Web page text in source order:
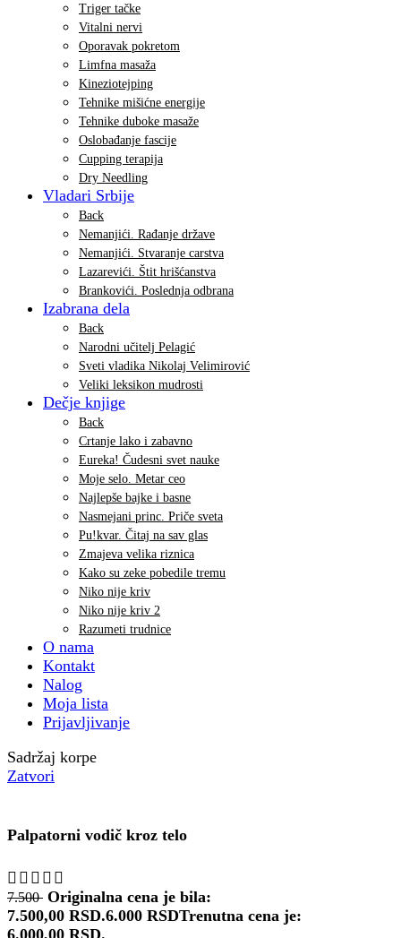
Triger tačke
Vitalni nervi
Oporavak pokretom
Limfna masaža
Kineziotejping
Tehnike mišićne energije
Tehnike duboke masaže
Oslobađanje fascije
Cupping terapija
Dry Needling
Vladari Srbije
Back
Nemanjići. Rađanje države
Nemanjići. Stvaranje carstva
Lazarevići. Štit hrišćanstva
Brankovići. Poslednja odbrana
Izabrana dela
Back
Narodni učitelj Pelagić
Sveti vladika Nikolaj Velimirović
Veliki leksikon mudrosti
Dečje knjige
Back
Crtanje lako i zabavno
Eureka! Čudesni svet nauke
Moje selo. Metar ceo
Najlepše bajke i basne
Nasmejani princ. Priče sveta
Pu!kvar. Čitaj na sav glas
Zmajeva velika riznica
Kako su zeke pobedile tremu
Niko nije kriv
Niko nije kriv 2
Razumeti trudnice
O nama
Kontakt
Nalog
Moja lista
Prijavljivanje
Sadržaj korpe
Zatvori
Palpatorni vodič kroz telo
7.500 Originalna cena je bila:
7.500,00 RSD.6.000 RSDTrenutna cena je:
6.000,00 RSD.